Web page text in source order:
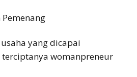
yang dicapai
womanpreneur